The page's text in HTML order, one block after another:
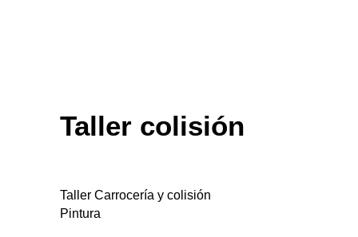
Taller colisión
Taller Carrocería y colisión
Pintura